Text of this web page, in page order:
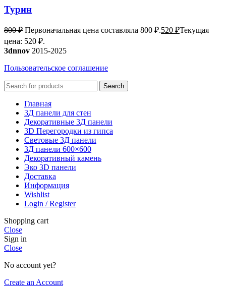
Турин
800₽ Первоначальная цена составляла 800 ₽.520 ₽Текущая
цена: 520 ₽.
3dnnov 2015-2025
Пользовательское соглашение
Search
Главная
3Д панели для стен
Декоративные 3Д панели
3D Перегородки из гипса
Световые 3Д панели
3Д панели 600×600
Декоративный камень
Эко 3D панели
Доставка
Информация
Wishlist
Login / Register
Shopping cart
Close
Sign in
Close
No account yet?
Create an Account